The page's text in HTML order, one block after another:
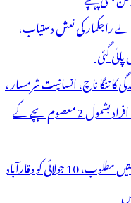
قتل کرنے والے راجکمار کی نعش دستیاب،
گئی
کا ننگا ناچ، انسانیت شرمسار ،
پو کسو کیس کے ملزم راجکمار کے ہاتھوں 6 افراد بشمول 2 معصوم بچے کے
اپولو فارمیسی میں ملازمتوں کے لیے درخواستیں مطلوب، 10 جولائی کو وقارآباد